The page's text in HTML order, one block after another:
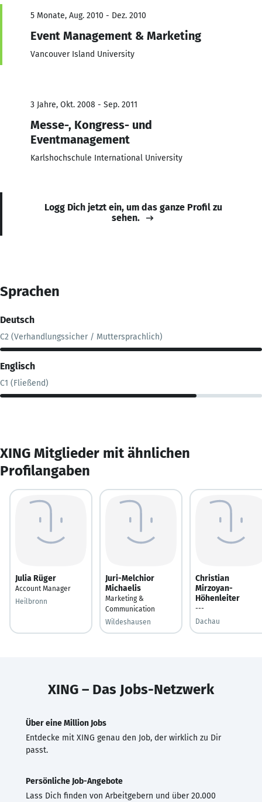
5 Monate, Aug. 2010 - Dez. 2010
Event Management & Marketing
Vancouver Island University
3 Jahre, Okt. 2008 - Sep. 2011
Messe-, Kongress- und
Eventmanagement
Karlshochschule International University
Logg Dich jetzt ein, um das ganze Profil zu
sehen.
Sprachen
Deutsch
C2 (Verhandlungssicher / Muttersprachlich)
Englisch
C1 (Fließend)
XING Mitglieder mit ähnlichen
Profilangaben
Julia Rüger
Account Manager
Heilbronn
Juri-Melchior
Michaelis
Marketing &
Communication
Wildeshausen
Christian
Mirzoyan-
Höhenleiter
---
Dachau
XING – Das Jobs-Netzwerk
Über eine Million Jobs
Entdecke mit XING genau den Job, der wirklich zu Dir
passt.
Persönliche Job-Angebote
Lass Dich finden von Arbeitgebern und über 20.000